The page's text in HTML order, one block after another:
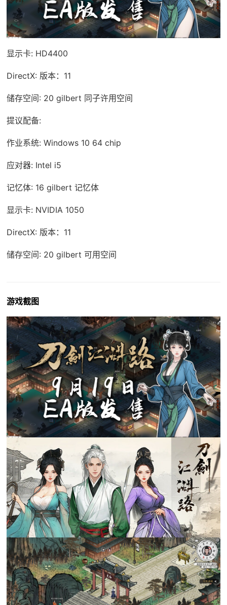
显示卡: HD4400
DirectX: 版本：11
储存空间: 20 gilbert 同子许用空间
提议配备:
作业系统: Windows 10 64 chip
应对器: Intel i5
记忆体: 16 gilbert 记忆体
显示卡: NVIDIA 1050
DirectX: 版本：11
储存空间: 20 gilbert 可用空间
游戏截图